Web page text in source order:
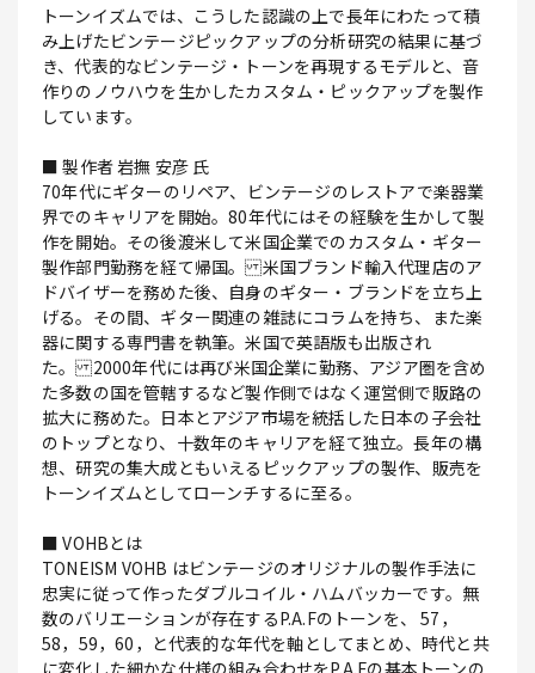
トーンイズムでは、こうした認識の上で長年にわたって積
み上げたビンテージピックアップの分析研究の結果に基づ
き、代表的なビンテージ・トーンを再現するモデルと、音
作りのノウハウを生かしたカスタム・ピックアップを製作
しています。
■ 製作者 岩撫 安彦 氏
70年代にギターのリペア、ビンテージのレストアで楽器業
界でのキャリアを開始。80年代にはその経験を生かして製
作を開始。その後渡米して米国企業でのカスタム・ギター
製作部門勤務を経て帰国。 米国ブランド輸入代理店のア
ドバイザーを務めた後、自身のギター・ブランドを立ち上
げる。その間、ギター関連の雑誌にコラムを持ち、また楽
器に関する専門書を執筆。米国で英語版も出版され
た。 2000年代には再び米国企業に勤務、アジア圏を含め
た多数の国を管轄するなど製作側ではなく運営側で販路の
拡大に務めた。日本とアジア市場を統括した日本の子会社
のトップとなり、十数年のキャリアを経て独立。長年の構
想、研究の集大成ともいえるピックアップの製作、販売を
トーンイズムとしてローンチするに至る。
■ VOHBとは
TONEISM VOHB はビンテージのオリジナルの製作手法に
忠実に従って作ったダブルコイル・ハムバッカーです。無
数のバリエーションが存在するP.A.Fのトーンを、 57，
58，59，60，と代表的な年代を軸としてまとめ、時代と共